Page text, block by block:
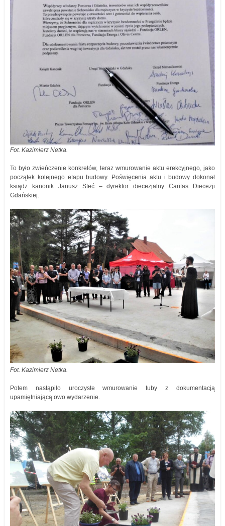
Fot. Kazimierz Netka.
To było zwieńczenie konkretów, teraz wmurowanie aktu erekcyjnego, jako
początek kolejnego etapu budowy. Poświęcenia aktu i budowy dokonał
ksiądz kanonik Janusz Steć – dyrektor diecezjalny Caritas Diecezji
Gdańskiej.
Fot. Kazimierz Netka.
Potem nastąpiło uroczyste wmurowanie tuby z dokumentacją
upamiętniającą owo wydarzenie.